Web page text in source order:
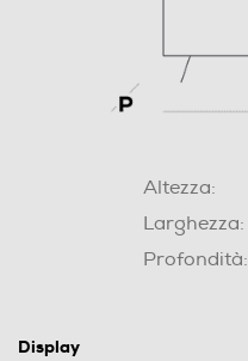
Altezza:
Larghezza:
Profondità:
Display